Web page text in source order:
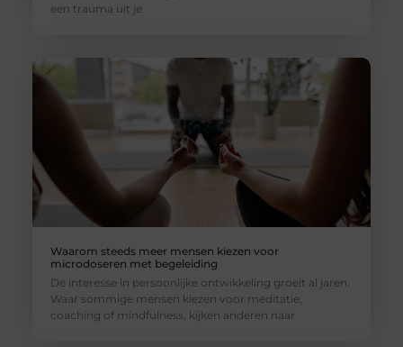
een trauma uit je
Waarom steeds meer mensen kiezen voor
microdoseren met begeleiding
De interesse in persoonlijke ontwikkeling groeit al jaren.
Waar sommige mensen kiezen voor meditatie,
coaching of mindfulness, kijken anderen naar